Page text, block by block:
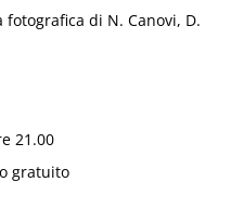
fotografica di N. Canovi, D.
21.00
gratuito